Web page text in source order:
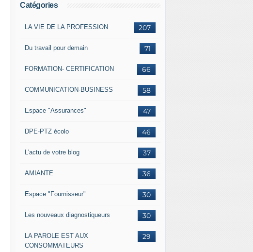
Catégories
207
LA VIE DE LA PROFESSION
71
Du travail pour demain
66
FORMATION- CERTIFICATION
58
COMMUNICATION-BUSINESS
47
Espace "Assurances"
46
DPE-PTZ écolo
37
L'actu de votre blog
36
AMIANTE
30
Espace "Fournisseur"
30
Les nouveaux diagnostiqueurs
29
LA PAROLE EST AUX
CONSOMMATEURS